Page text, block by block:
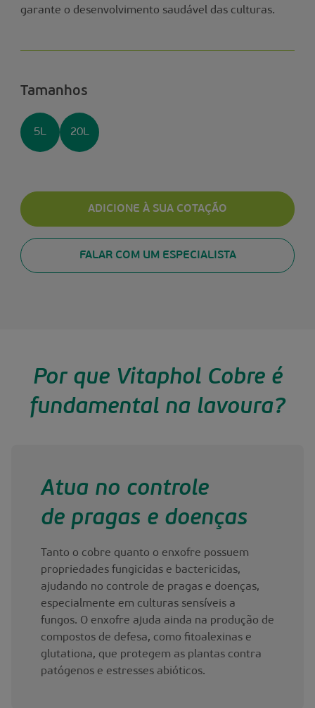
garante o desenvolvimento saudável das culturas.
Tamanhos
5L 20L
ADICIONE À SUA COTAÇÃO
FALAR COM UM ESPECIALISTA
Por que Vitaphol Cobre é
fundamental na lavoura?
Atua no controle
de pragas e doenças
Tanto o cobre quanto o enxofre possuem
propriedades fungicidas e bactericidas,
ajudando no controle de pragas e doenças,
especialmente em culturas sensíveis a
fungos. O enxofre ajuda ainda na produção de
compostos de defesa, como fitoalexinas e
glutationa, que protegem as plantas contra
patógenos e estresses abióticos.